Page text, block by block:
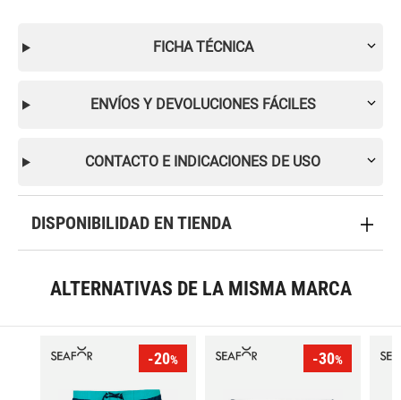
FICHA TÉCNICA
ENVÍOS Y DEVOLUCIONES FÁCILES
CONTACTO E INDICACIONES DE USO
DISPONIBILIDAD EN TIENDA
ALTERNATIVAS DE LA MISMA MARCA
-20% -30%